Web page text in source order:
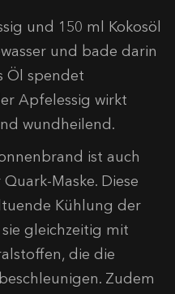
und 150 ml Kokosöl
und bade darin
Öl spendet
Apfelessig wirkt
wundheilend.
ist auch
Maske. Diese
Kühlung der
gleichzeitig mit
die die
Zudem